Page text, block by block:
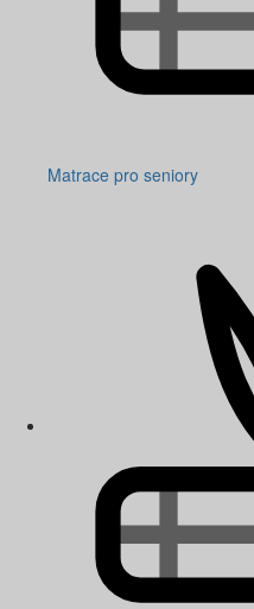
Matrace pro seniory